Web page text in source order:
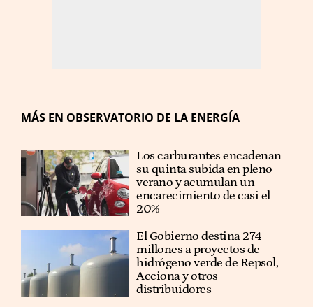
MÁS EN OBSERVATORIO DE LA ENERGÍA
Los carburantes encadenan
su quinta subida en pleno
verano y acumulan un
encarecimiento de casi el
20%
El Gobierno destina 274
millones a proyectos de
hidrógeno verde de Repsol,
Acciona y otros
distribuidores